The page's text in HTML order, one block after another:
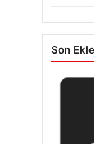
Son